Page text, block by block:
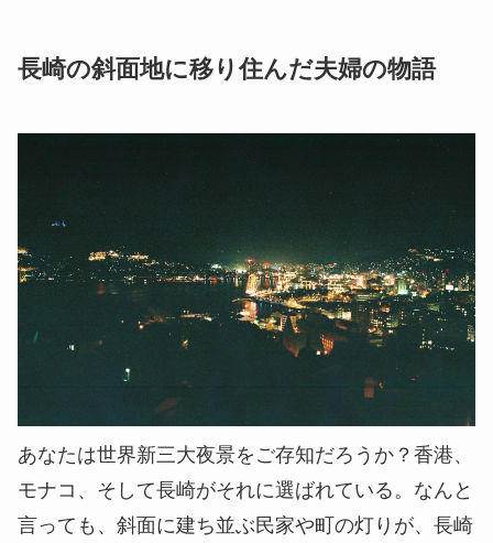
長崎の斜面地に移り住んだ夫婦の物語
あなたは世界新三大夜景をご存知だろうか？香港、
モナコ、そして長崎がそれに選ばれている。なんと
言っても、斜面に建ち並ぶ民家や町の灯りが、長崎